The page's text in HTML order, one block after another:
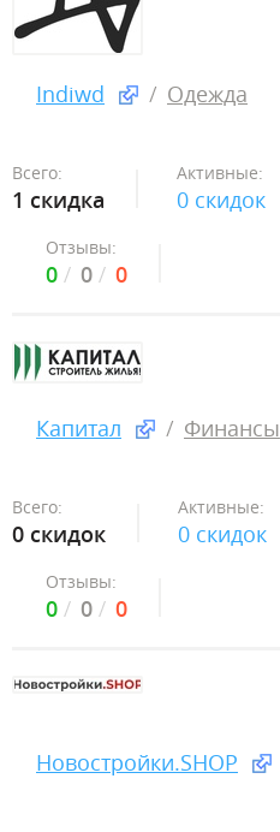
Indiwd Одежда
Всего:
1 скидка
Активные:
0 скидок
Отзывы:
0 0 0
Капитал Финансы
Всего:
0 скидок
Активные:
0 скидок
Отзывы:
0 0 0
Новостройки.SHOP